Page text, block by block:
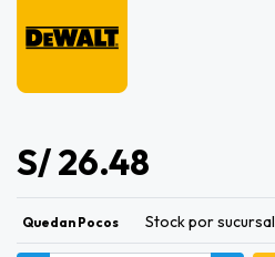
S/ 26.48
Quedan Pocos Stock por sucursal